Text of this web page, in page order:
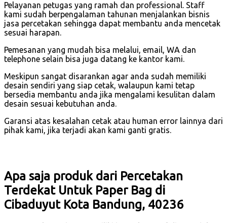
Pelayanan petugas yang ramah dan professional. Staff
kami sudah berpengalaman tahunan menjalankan bisnis
jasa percetakan sehingga dapat membantu anda mencetak
sesuai harapan.
Pemesanan yang mudah bisa melalui, email, WA dan
telephone selain bisa juga datang ke kantor kami.
Meskipun sangat disarankan agar anda sudah memiliki
desain sendiri yang siap cetak, walaupun kami tetap
bersedia membantu anda jika mengalami kesulitan dalam
desain sesuai kebutuhan anda.
Garansi atas kesalahan cetak atau human error lainnya dari
pihak kami, jika terjadi akan kami ganti gratis.
Apa saja produk dari Percetakan
Terdekat Untuk Paper Bag di
Cibaduyut Kota Bandung, 40236